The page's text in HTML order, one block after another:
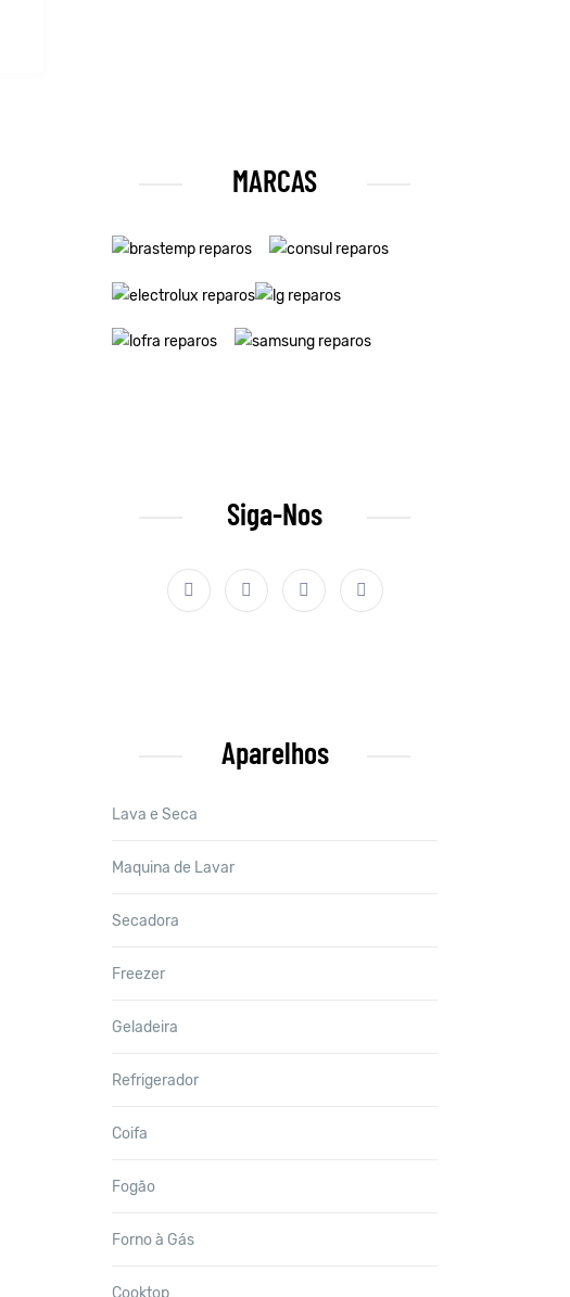
MARCAS
Siga-Nos
Aparelhos
Lava e Seca
Maquina de Lavar
Secadora
Freezer
Geladeira
Refrigerador
Coifa
Fogão
Forno à Gás
Cooktop